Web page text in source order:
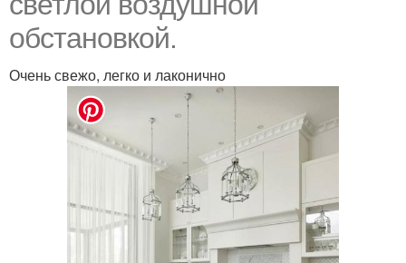
обстановкой.
Очень свежо, легко и лаконично